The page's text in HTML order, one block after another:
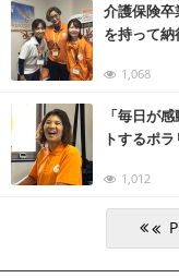
介護保険
を持って納
1,068
「毎日が
トするポ
1,012